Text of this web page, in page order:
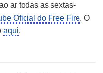
ar todas as sextas-
Oficial do Free Fire. O
aqui.